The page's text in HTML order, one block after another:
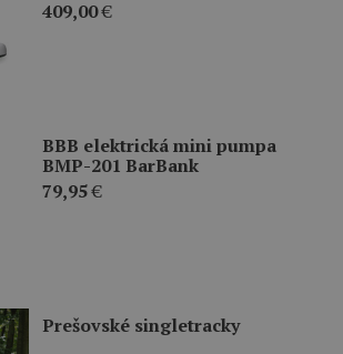
409,00€
BBB elektrická mini pumpa
BMP-201 BarBank
79,95€
Prešovské singletracky